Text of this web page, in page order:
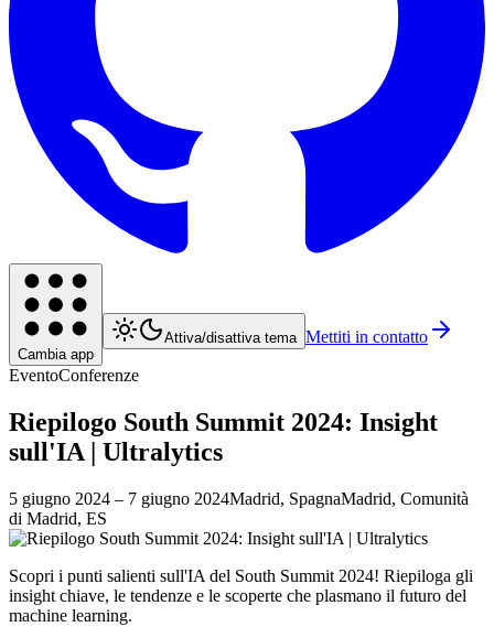
Cambia app
Attiva/disattiva tema Mettiti in contatto
EventoConferenze
Riepilogo South Summit 2024: Insight
sull'IA | Ultralytics
5 giugno 2024 – 7 giugno 2024Madrid, SpagnaMadrid, Comunità
di Madrid, ES
Scopri i punti salienti sull'IA del South Summit 2024! Riepiloga gli
insight chiave, le tendenze e le scoperte che plasmano il futuro del
machine learning.